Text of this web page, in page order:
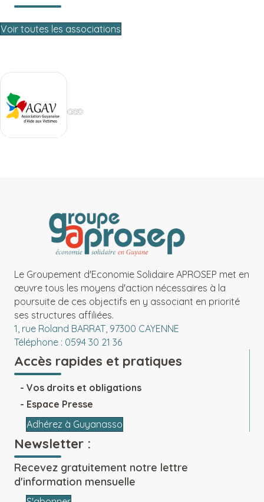
Voir toutes les associations
Le Groupement d'Economie Solidaire APROSEP met en
œuvre tous les moyens d'action nécessaires à la
poursuite de ces objectifs en y associant en priorité
ses structures affiliées.
1, rue Roland BARRAT, 97300 CAYENNE
Téléphone : 0594 30 21 36
Accès rapides et pratiques
Vos droits et obligations
Espace Presse
Adhérez à Guyanasso
Newsletter :
Recevez gratuitement notre lettre
d'information mensuelle